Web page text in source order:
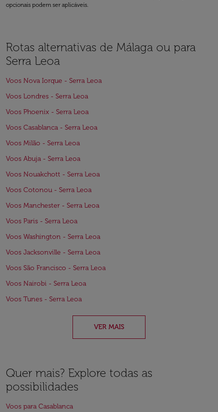
opcionais podem ser aplicáveis.
Rotas alternativas de Málaga ou para
Serra Leoa
Voos Nova Iorque - Serra Leoa
Voos Londres - Serra Leoa
Voos Phoenix - Serra Leoa
Voos Casablanca - Serra Leoa
Voos Milão - Serra Leoa
Voos Abuja - Serra Leoa
Voos Nouakchott - Serra Leoa
Voos Cotonou - Serra Leoa
Voos Manchester - Serra Leoa
Voos Paris - Serra Leoa
Voos Washington - Serra Leoa
Voos Jacksonville - Serra Leoa
Voos São Francisco - Serra Leoa
Voos Nairobi - Serra Leoa
Voos Tunes - Serra Leoa
VER MAIS
Quer mais? Explore todas as
possibilidades
Voos para Casablanca